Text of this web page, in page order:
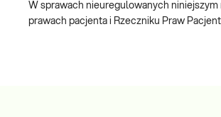
W sprawach nieuregulowanych niniejszym
prawach pacjenta i Rzeczniku Praw